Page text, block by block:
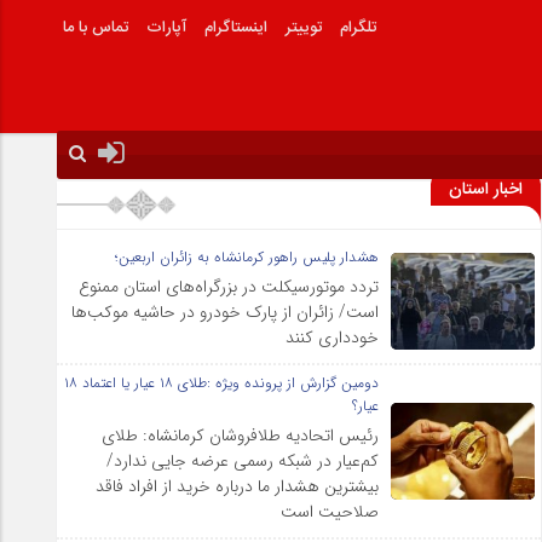
تلگرام توییتر اینستاگرام آپارات تماس با ما
اخبار استان
هشدار پلیس راهور کرمانشاه به زائران اربعین؛
تردد موتورسیکلت در بزرگراه‌های استان ممنوع
است/ زائران از پارک خودرو در حاشیه موکب‌ها
خودداری کنند
دومین گزارش از پرونده ویژه :طلای ۱۸ عیار یا اعتماد ۱۸
عیار؟
رئیس اتحادیه طلافروشان کرمانشاه: طلای
کم‌عیار در شبکه رسمی عرضه جایی ندارد/
بیشترین هشدار ما درباره خرید از افراد فاقد
صلاحیت است